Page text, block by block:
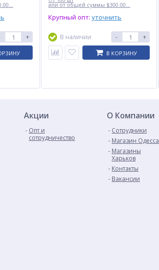
+
или от общей суммы $300.00...
Крупный опт: уточнить
В наличии - +
В КОРЗИНУ
Акции
Опт и
сотрудничество
О Компании
Сотрудники
Магазин Одесса
Магазины
Харьков
Контакты
Вакансии